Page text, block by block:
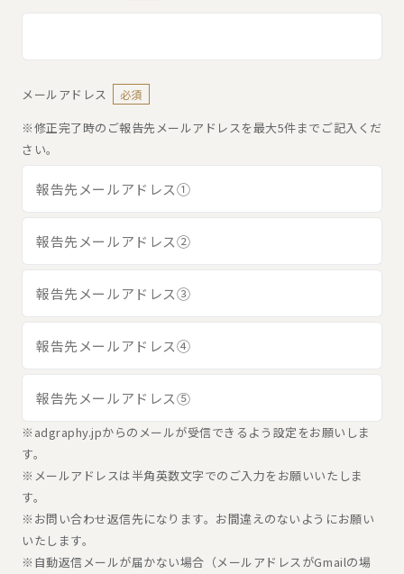
メールアドレス 必須
※修正完了時のご報告先メールアドレスを最大5件までご記入くだ
さい。
※adgraphy.jpからのメールが受信できるよう設定をお願いしま
す。
※メールアドレスは半角英数文字でのご入力をお願いいたしま
す。
※お問い合わせ返信先になります。お間違えのないようにお願い
いたします。
※自動返信メールが届かない場合（メールアドレスがGmailの場